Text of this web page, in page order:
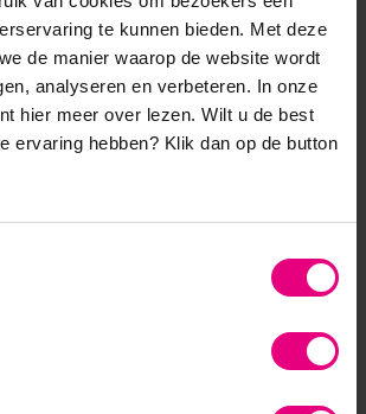
te kunnen bieden. Met deze
de manier waarop de website wordt
analyseren en verbeteren. In onze
hier meer over lezen. Wilt u de best
ervaring hebben? Klik dan op de button
Amstel en ‘s avonds barbecueën
wijn. Veel vrienden vinden dat
jaar weer een leuke reflectieve en
periode. Column van Marco de